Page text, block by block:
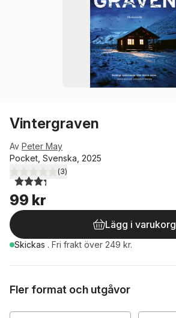
Vintergraven
Av Peter May
Pocket, Svenska, 2025
3,3utav 5 stjärnor. Totalt antal röster:
(3)
99 kr
Lägg i varukorg
Skickas . Fri frakt över 249 kr.
Fler format och utgåvor